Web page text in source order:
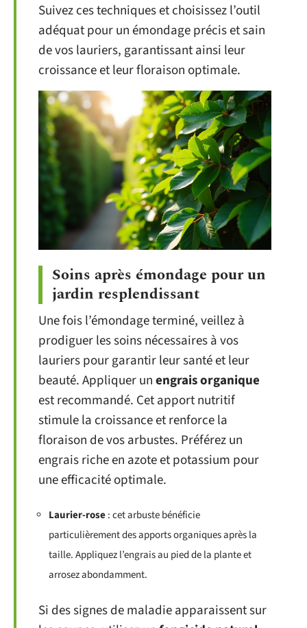
Suivez ces techniques et choisissez l’outil
adéquat pour un émondage précis et sain
de vos lauriers, garantissant ainsi leur
croissance et leur floraison optimale.
Soins après émondage pour un
jardin resplendissant
Une fois l’émondage terminé, veillez à
prodiguer les soins nécessaires à vos
lauriers pour garantir leur santé et leur
beauté. Appliquer unengrais organique
est recommandé. Cet apport nutritif
stimule la croissance et renforce la
floraison de vos arbustes. Préférez un
engrais riche en azote et potassium pour
une efficacité optimale.
Laurier-rose: cet arbuste bénéficie
particulièrement des apports organiques après la
taille. Appliquez l’engrais au pied de la plante et
arrosez abondamment.
Si des signes de maladie apparaissent sur